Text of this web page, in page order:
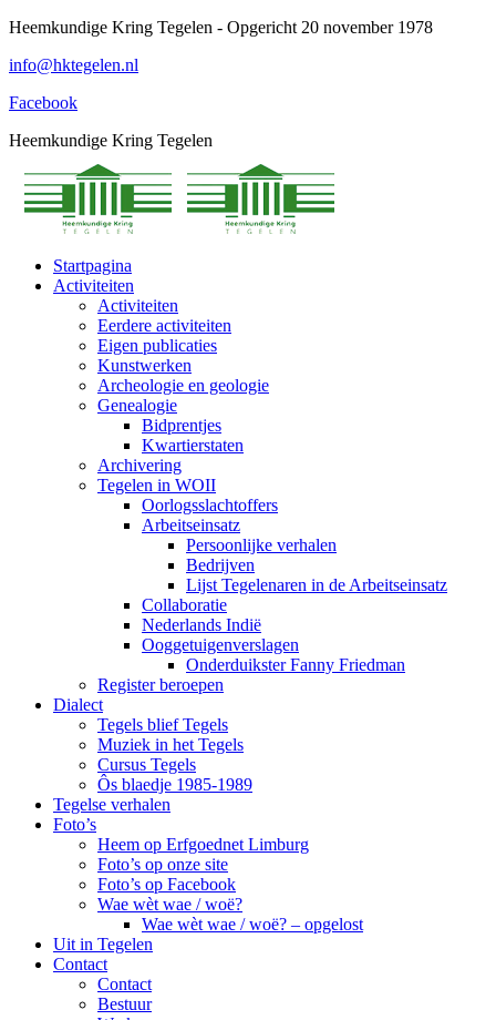
Spring
content
Heemkundige Kring Tegelen - Opgericht 20 november 1978
info@hktegelen.nl
Facebook
Heemkundige Kring Tegelen
Startpagina
Activiteiten
Activiteiten
Eerdere activiteiten
Eigen publicaties
Kunstwerken
Archeologie en geologie
Genealogie
Bidprentjes
Kwartierstaten
Archivering
Tegelen in WOII
Oorlogsslachtoffers
Arbeitseinsatz
Persoonlijke verhalen
Bedrijven
Lijst Tegelenaren in de Arbeitseinsatz
Collaboratie
Nederlands Indië
Ooggetuigenverslagen
Onderduikster Fanny Friedman
Register beroepen
Dialect
Tegels blief Tegels
Muziek in het Tegels
Cursus Tegels
Ôs blaedje 1985-1989
Tegelse verhalen
Foto’s
Heem op Erfgoednet Limburg
Foto’s op onze site
Foto’s op Facebook
Wae wèt wae / woë?
Wae wèt wae / woë? – opgelost
Uit in Tegelen
Contact
Contact
Bestuur